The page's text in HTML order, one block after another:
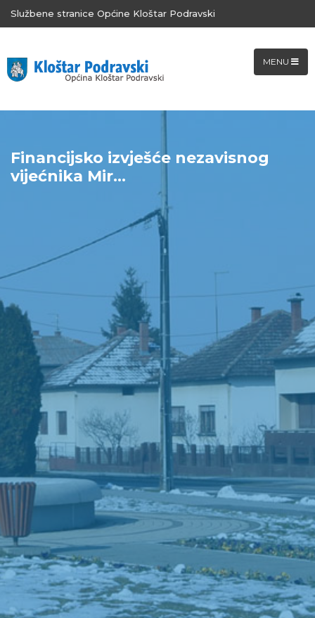
Službene stranice Općine Kloštar Podravski
MENU
Financijsko izvješće nezavisnog
vijećnika Mir...